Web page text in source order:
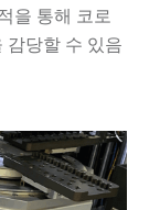
을 통해 코로
감당할 수 있음